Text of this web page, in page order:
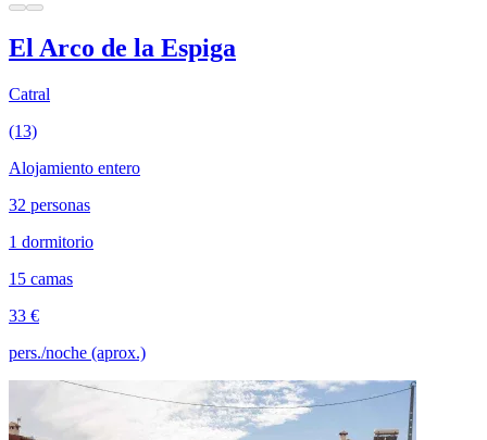
El Arco de la Espiga
Catral
(13)
Alojamiento entero
32 personas
1 dormitorio
15 camas
33 €
pers./noche (aprox.)